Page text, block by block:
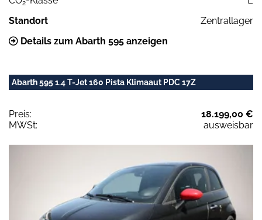
2
Standort
Zentrallager
Details zum Abarth 595 anzeigen
Abarth 595 1.4 T-Jet 160 Pista Klimaaut PDC 17Z
Preis:
18.199,00 €
MWSt:
ausweisbar